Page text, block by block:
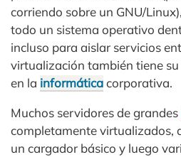
corriendo sobre un GNU/
todo un sistema operativo
incluso para aislar servicios
virtualización también tiene
en la informáticacorporativa.
Muchos servidores de grandes
completamente virtualizados,
un cargador básico y luego